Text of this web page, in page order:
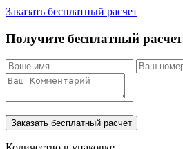
Заказать бесплатный расчет
Получите бесплатный расчет
Заказать бесплатный расчет